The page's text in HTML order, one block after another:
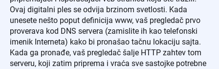
Ovaj digitalni ples se odvija brzinom svetlosti. Kada
unesete nešto poput definicija www, vaš pregledač prvo
proverava kod DNS servera (zamislite ih kao telefonski
imenik Interneta) kako bi pronašao tačnu lokaciju sajta.
Kada ga pronađe, vaš pregledač šalje HTTP zahtev tom
serveru, koji zatim priprema i vraća sve sastojke potrebne